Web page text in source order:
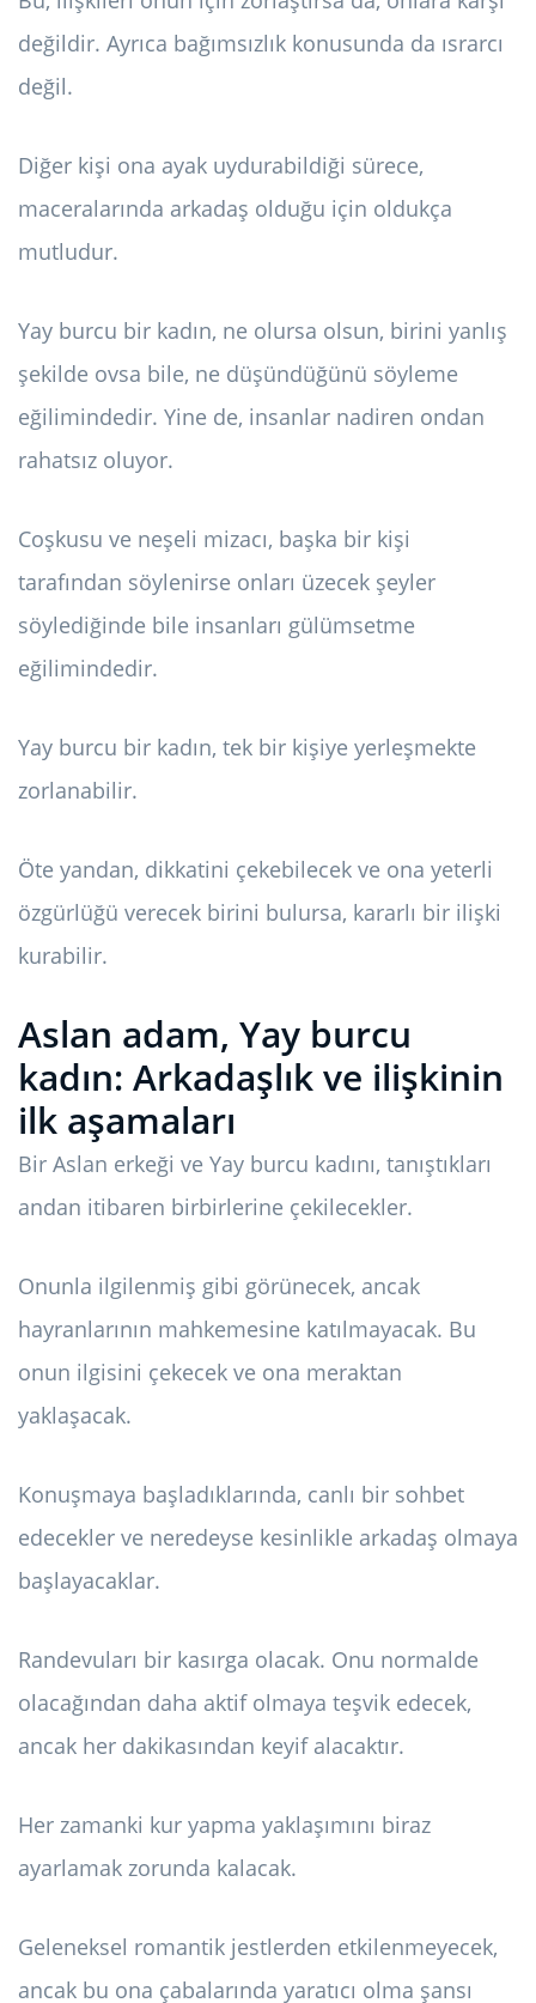
değildir. Ayrıca bağımsızlık konusunda da ısrarcı
değil.
Diğer kişi ona ayak uydurabildiği sürece,
maceralarında arkadaş olduğu için oldukça
mutludur.
Yay burcu bir kadın, ne olursa olsun, birini yanlış
şekilde ovsa bile, ne düşündüğünü söyleme
eğilimindedir. Yine de, insanlar nadiren ondan
rahatsız oluyor.
Coşkusu ve neşeli mizacı, başka bir kişi
tarafından söylenirse onları üzecek şeyler
söylediğinde bile insanları gülümsetme
eğilimindedir.
Yay burcu bir kadın, tek bir kişiye yerleşmekte
zorlanabilir.
Öte yandan, dikkatini çekebilecek ve ona yeterli
özgürlüğü verecek birini bulursa, kararlı bir ilişki
kurabilir.
Aslan adam, Yay burcu
kadın: Arkadaşlık ve ilişkinin
ilk aşamaları
Bir Aslan erkeği ve Yay burcu kadını, tanıştıkları
andan itibaren birbirlerine çekilecekler.
Onunla ilgilenmiş gibi görünecek, ancak
hayranlarının mahkemesine katılmayacak. Bu
onun ilgisini çekecek ve ona meraktan
yaklaşacak.
Konuşmaya başladıklarında, canlı bir sohbet
edecekler ve neredeyse kesinlikle arkadaş olmaya
başlayacaklar.
Randevuları bir kasırga olacak. Onu normalde
olacağından daha aktif olmaya teşvik edecek,
ancak her dakikasından keyif alacaktır.
Her zamanki kur yapma yaklaşımını biraz
ayarlamak zorunda kalacak.
Geleneksel romantik jestlerden etkilenmeyecek,
ancak bu ona çabalarında yaratıcı olma şansı